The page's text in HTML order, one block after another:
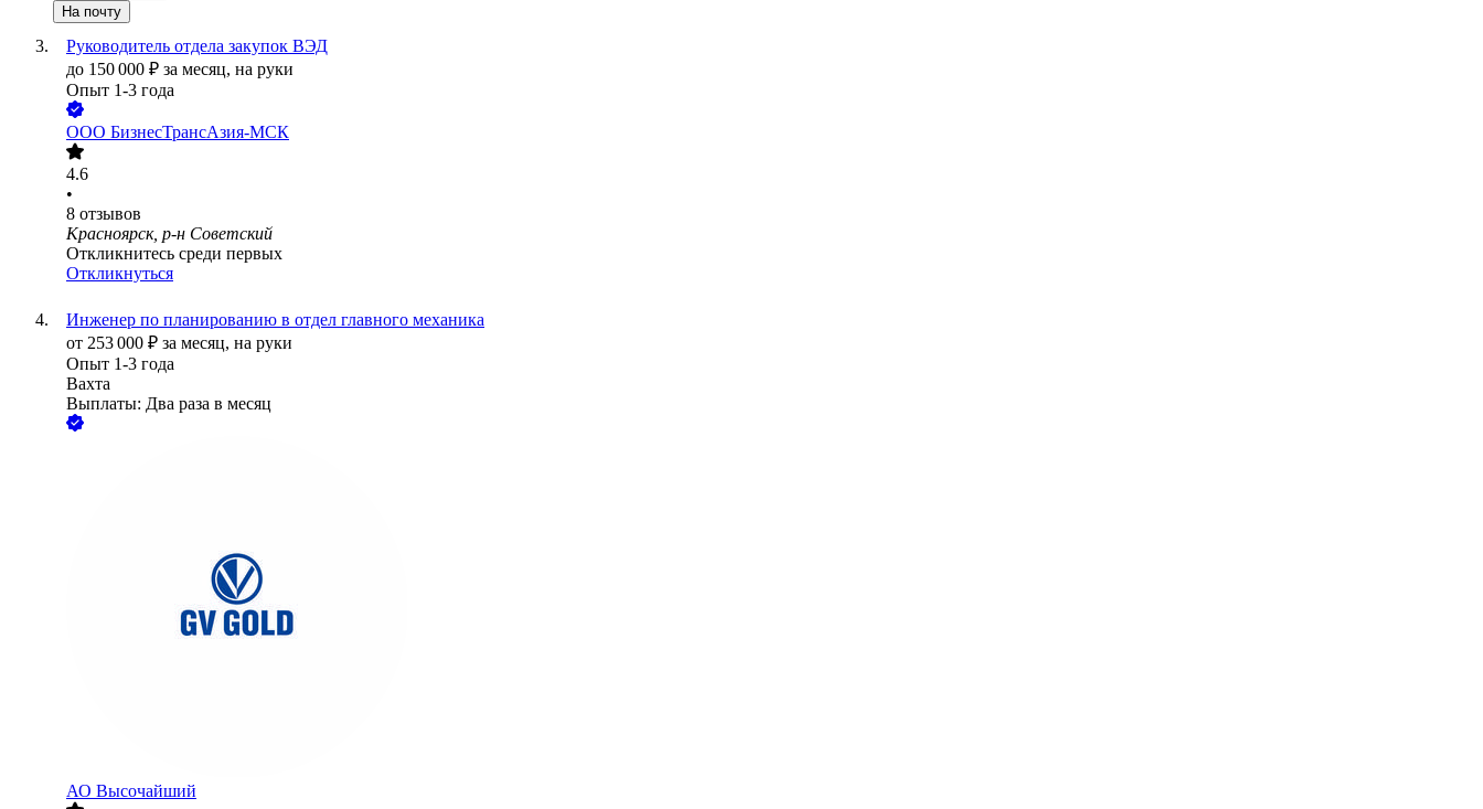
На почту
Руководитель отдела закупок ВЭД
до 150 000 ₽ за месяц, на руки
Опыт 1-3 года
ООО БизнесТрансАзия-МСК
4.6
•
8 отзывов
Красноярск, р-н Советский
Откликнитесь среди первых
Откликнуться
Инженер по планированию в отдел главного механика
от 253 000 ₽ за месяц, на руки
Опыт 1-3 года
Вахта
Выплаты: Два раза в месяц
АО Высочайший